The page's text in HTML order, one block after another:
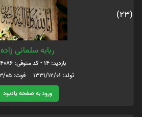
(23)
ربابه سلمانی زاده
بازدید: 14 - کد متوفی: 6284086
تولد: 1331/12/01 فوت: 1398/03/05
ورود به صفحه یادبود